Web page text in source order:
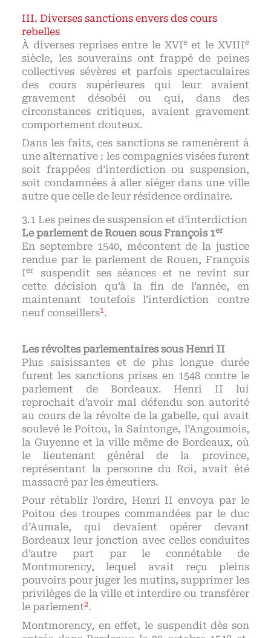
Diverses sanctions envers des cours
rebelles
À diverses reprises entre le XVIeet le XVIIIe
siècle, les souverains ont frappé de peines
collectives sévères et parfois spectaculaires
des cours supérieures qui leur avaient
gravement désobéi ou qui, dans des
circonstances critiques, avaient gravement
comportement douteux.
Dans les faits, ces sanctions se ramenèrent à
une alternative : les compagnies visées furent
soit frappées d’interdiction ou suspension,
soit condamnées à aller siéger dans une ville
autre que celle de leur résidence ordinaire.
Les peines de suspension et d’interdiction
Le parlement de Rouen sous François 1er
En septembre 1540, mécontent de la justice
rendue par le parlement de Rouen, François
Ier
suspendit ses séances et ne revint sur
cette décision qu’à la fin de l’année, en
maintenant toutefois l’interdiction contre
neuf conseillers1 .
Les révoltes parlementaires sous Henri II
Plus saisissantes et de plus longue durée
furent les sanctions prises en 1548 contre le
parlement de Bordeaux. Henri II lui
reprochait d’avoir mal défendu son autorité
au cours de la révolte de la gabelle, qui avait
soulevé le Poitou, la Saintonge, l’Angoumois,
la Guyenne et la ville même de Bordeaux, où
le lieutenant général de la province,
représentant la personne du Roi, avait été
massacré par les émeutiers.
Pour rétablir l’ordre, Henri II envoya par le
Poitou des troupes commandées par le duc
d’Aumale, qui devaient opérer devant
Bordeaux leur jonction avec celles conduites
d’autre part par le connétable de
Montmorency, lequel avait reçu pleins
pouvoirs pour juger les mutins, supprimer les
privilèges de la ville et interdire ou transférer
le parlement2.
Montmorency, en effet, le suspendit dès son